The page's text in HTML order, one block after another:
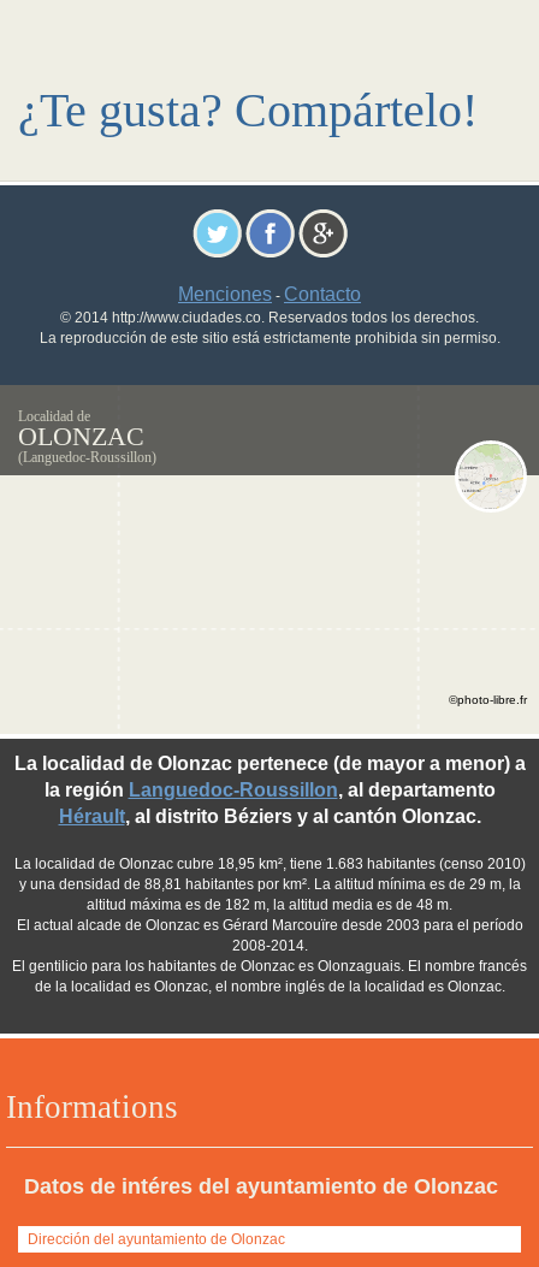
¿Te gusta? Compártelo!
Menciones - Contacto
© 2014 http://www.ciudades.co. Reservados todos los derechos.
La reproducción de este sitio está estrictamente prohibida sin permiso.
Localidad de
OLONZAC
(Languedoc-Roussillon)
Informations
Datos de intéres del ayuntamiento de Olonzac
Dirección del ayuntamiento de Olonzac
La localidad de Olonzac pertenece (de mayor a menor) a
la región Languedoc-Roussillon, al departamento
Hérault, al distrito Béziers y al cantón Olonzac.
La localidad de Olonzac cubre 18,95 km², tiene 1.683 habitantes (censo 2010)
y una densidad de 88,81 habitantes por km². La altitud mínima es de 29 m, la
altitud máxima es de 182 m, la altitud media es de 48 m.
El actual alcade de Olonzac es Gérard Marcouïre desde 2003 para el período
2008-2014.
El gentilicio para los habitantes de Olonzac es Olonzaguais. El nombre francés
de la localidad es Olonzac, el nombre inglés de la localidad es Olonzac.
©photo-libre.fr